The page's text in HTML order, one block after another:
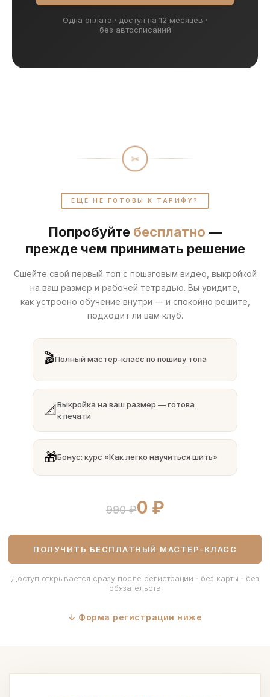
Одна оплата · доступ на 12 месяцев ·
без автосписаний
✂
ЕЩЁ НЕ ГОТОВЫ К ТАРИФУ?
Попробуйте бесплатно —
прежде чем принимать решение
Сшейте свой первый топ с пошаговым видео, выкройкой
на ваш размер и рабочей тетрадью. Вы увидите,
как устроено обучение внутри — и спокойно решите,
подходит ли вам клуб.
🎬Полный мастер-класс по пошиву топа
📐Выкройка на ваш размер — готова
к печати
🎁Бонус: курс «Как легко научиться шить»
990 ₽0 ₽
ПОЛУЧИТЬ БЕСПЛАТНЫЙ МАСТЕР-КЛАСС
Доступ открывается сразу после регистрации · без карты · без
обязательств
↓ Форма регистрации ниже